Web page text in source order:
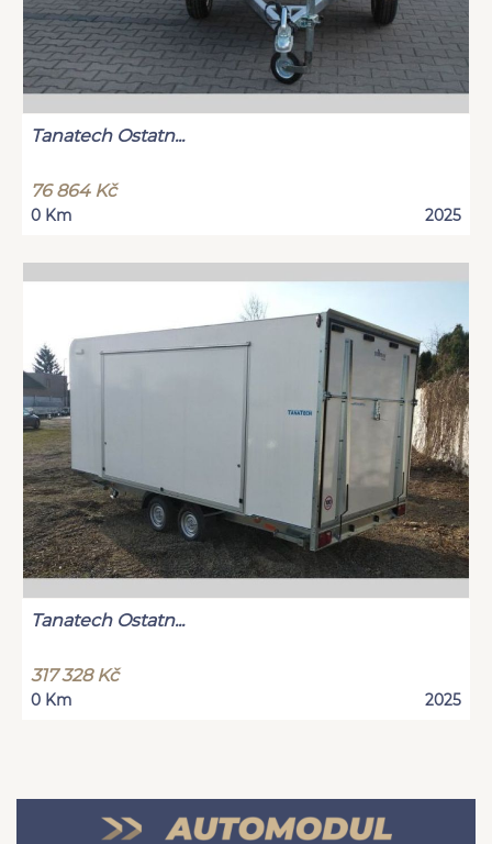
Tanatech Ostatn...
76 864 Kč
0 Km 2025
Tanatech Ostatn...
317 328 Kč
0 Km 2025